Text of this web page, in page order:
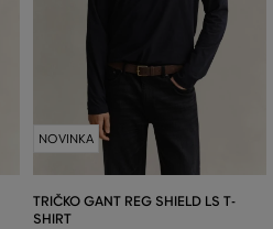
NOVINKA
TRIČKO GANT REG SHIELD LS T-
SHIRT